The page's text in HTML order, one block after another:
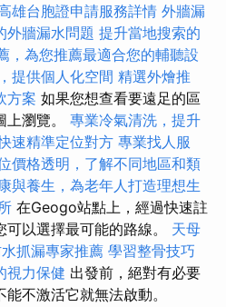
雄台胞證申請服務詳情 外牆漏
外牆漏水問題 提升當地搜索的
，為您推薦最適合您的輔聽設
提供個人化空間 精選外燴推
方案 如果您想查看要遠足的區
瀏覽。 專業冷氣清洗，提升
速精準定位對方 專業找人服
價格透明，了解不同地區和類
與養生，為老年人打造理想生
在Geogo站點上，經過快速註
以選擇最可能的路線。 天母
抓漏專家推薦 學習整骨技巧
視力保健 出發前，絕對有必要
不激活它就無法啟動。